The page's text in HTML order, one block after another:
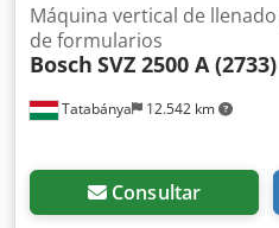
Tatabánya 12.542 km
Máquina vertical de
de formularios
Bosch SVZ 2500 A (2733)
Consultar